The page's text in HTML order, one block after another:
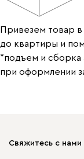
Привезем товар
до квартиры и
*подъем и сборка
при оформлении
Свяжитесь с нами